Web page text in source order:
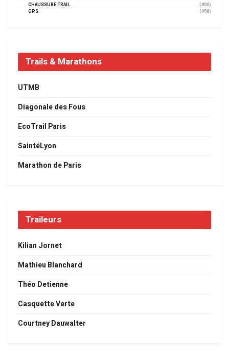
CHAUSSURE TRAIL
(800)
GPS
(958)
Trails & Marathons
UTMB
Diagonale des Fous
EcoTrail Paris
SaintéLyon
Marathon de Paris
Traileurs
Kilian Jornet
Mathieu Blanchard
Théo Detienne
Casquette Verte
Courtney Dauwalter